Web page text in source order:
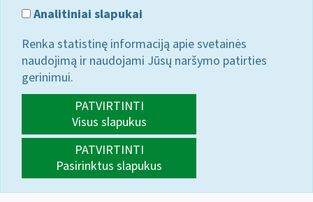
Analitiniai slapukai
Renka statistinę informaciją apie svetainės
naudojimą ir naudojami Jūsų naršymo patirties
gerinimui.
PATVIRTINTI
Visus slapukus
PATVIRTINTI
Pasirinktus slapukus